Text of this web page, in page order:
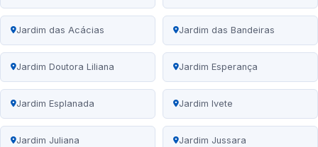
Jardim das Acácias Jardim das Bandeiras
Jardim Doutora Liliana Jardim Esperança
Jardim Esplanada Jardim Ivete
Jardim Juliana Jardim Jussara